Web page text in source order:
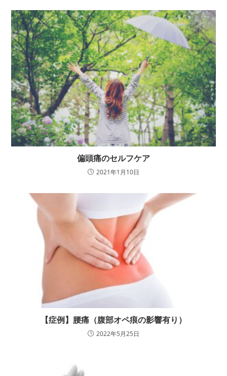
偏頭痛のセルフケア
2021年1月10日
【症例】腰痛（腹部オペ痕の影響有り）
2022年5月25日